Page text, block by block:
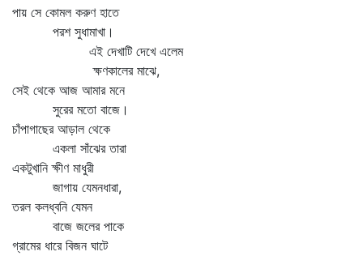
পায় সে কোমল করুণ হাতে
পরশ সুধামাখা।
এই দেখাটি দেখে এলেম
ক্ষণকালের মাঝে,
সেই থেকে আজ আমার মনে
সুরের মতো বাজে।
চাঁপাগাছের আড়াল থেকে
একলা সাঁঝের তারা
একটুখানি ক্ষীণ মাধুরী
জাগায় যেমনধারা,
তরল কলধ্বনি যেমন
বাজে জলের পাকে
গ্রামের ধারে বিজন ঘাটে